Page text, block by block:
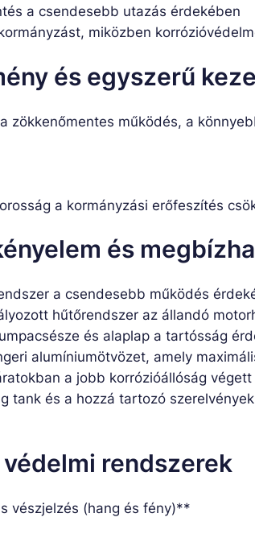
a csendesebb utazás érdekében
miközben
és egyszerű
zökkenőmentes működés, a
a kormányzási erőfeszítés
és
a csendesebb működés
hűtőrendszer az állandó
és alaplap a tartósság
alumíniumötvözet, amely
a jobb korrózióállóság végett
tank és a hozzá tartozó szerelvények
rendszerek
vészjelzés (hang és fény)**